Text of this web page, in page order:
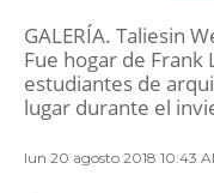
GALERÍA. Taliesin
Fue hogar de Frank
estudiantes de
lugar durante el
lun 20 agosto 2018 10:43